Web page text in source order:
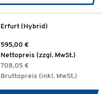
Erfurt (Hybrid)
595,00 €
Nettopreis (zzgl. MwSt.)
708,05 €
Bruttopreis (inkl. MwSt.)